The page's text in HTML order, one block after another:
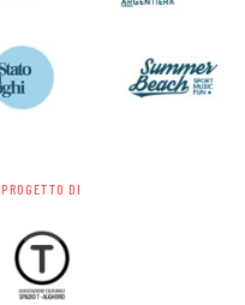
PROGETTO DI